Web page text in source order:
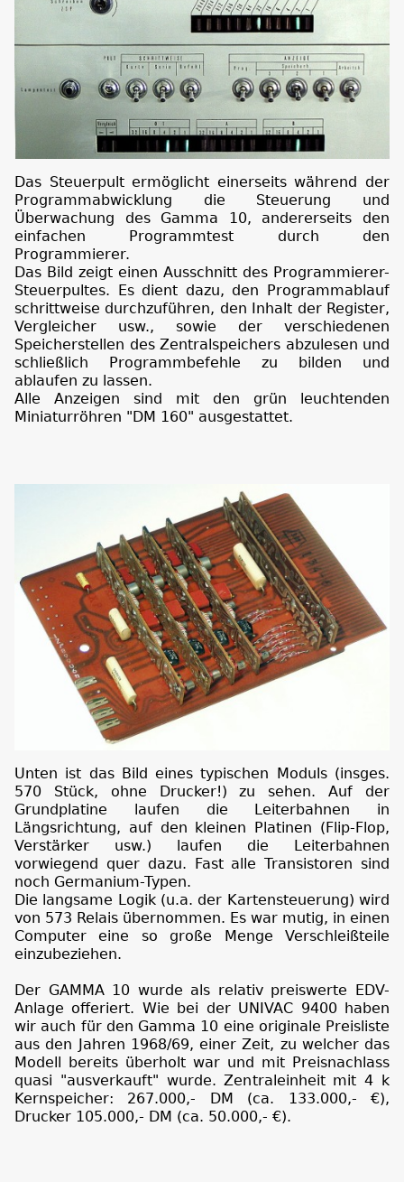
Das Steuerpult ermöglicht einerseits während der
Programmabwicklung die Steuerung und
Überwachung des Gamma 10, andererseits den
einfachen Programmtest durch den
Programmierer.
Das Bild zeigt einen Ausschnitt des Programmierer-
Steuerpultes. Es dient dazu, den Programmablauf
schrittweise durchzuführen, den Inhalt der Register,
Vergleicher usw., sowie der verschiedenen
Speicherstellen des Zentralspeichers abzulesen und
schließlich Programmbefehle zu bilden und
ablaufen zu lassen.
Alle Anzeigen sind mit den grün leuchtenden
Miniaturröhren "DM 160" ausgestattet.
Unten ist das Bild eines typischen Moduls (insges.
570 Stück, ohne Drucker!) zu sehen. Auf der
Grundplatine laufen die Leiterbahnen in
Längsrichtung, auf den kleinen Platinen (Flip-Flop,
Verstärker usw.) laufen die Leiterbahnen
vorwiegend quer dazu. Fast alle Transistoren sind
noch Germanium-Typen.
Die langsame Logik (u.a. der Kartensteuerung) wird
von 573 Relais übernommen. Es war mutig, in einen
Computer eine so große Menge Verschleißteile
einzubeziehen.
Der GAMMA 10 wurde als relativ preiswerte EDV-
Anlage offeriert. Wie bei der UNIVAC 9400 haben
wir auch für den Gamma 10 eine originale Preisliste
aus den Jahren 1968/69, einer Zeit, zu welcher das
Modell bereits überholt war und mit Preisnachlass
quasi "ausverkauft" wurde. Zentraleinheit mit 4 k
Kernspeicher: 267.000,- DM (ca. 133.000,- €),
Drucker 105.000,- DM (ca. 50.000,- €).